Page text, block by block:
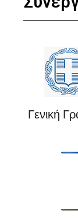
Γενική